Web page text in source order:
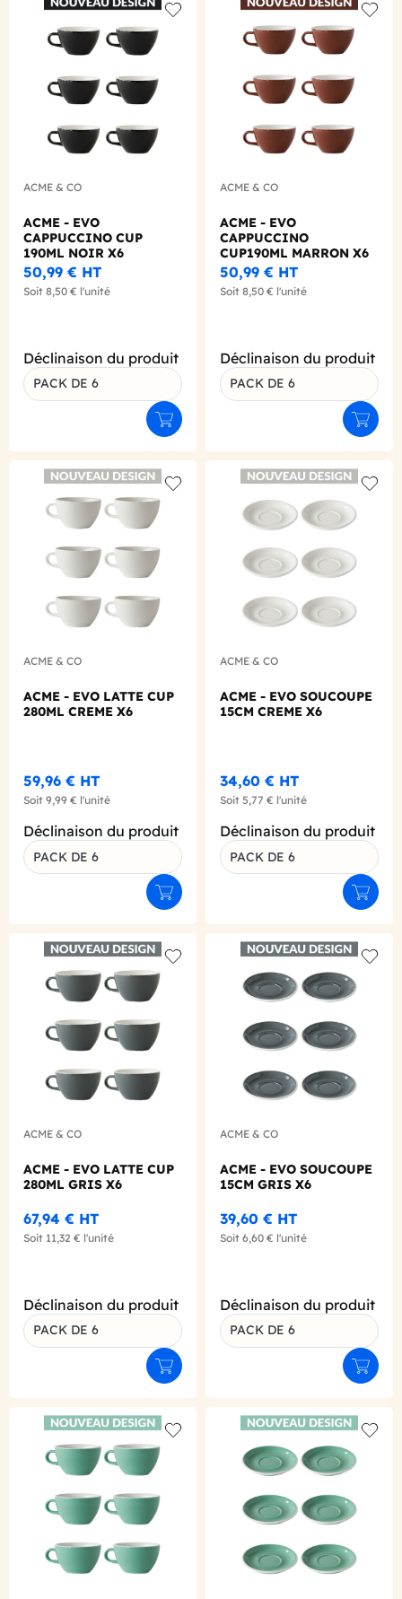
Add to wishlist
ACME & CO
ACME - EVO
CAPPUCCINO CUP
190ML NOIR X6
50,99 € HT
Soit 8,50 € l'unité
Déclinaison du produit
PACK DE 6
Ajouter au panier
ACME & CO
ACME - EVO
CAPPUCCINO
CUP190ML MARRON X6
50,99 € HT
Soit 8,50 € l'unité
Déclinaison du produit
PACK DE 6
Add to wishlist
ACME & CO
ACME - EVO LATTE CUP
280ML CREME X6
59,96 € HT
Soit 9,99 € l'unité
Déclinaison du produit
PACK DE 6
Ajouter au panier
ACME & CO
ACME - EVO SOUCOUPE
15CM CREME X6
34,60 € HT
Soit 5,77 € l'unité
Déclinaison du produit
PACK DE 6
Add to wishlist
ACME & CO
ACME - EVO LATTE CUP
280ML GRIS X6
67,94 € HT
Soit 11,32 € l'unité
Déclinaison du produit
PACK DE 6
Ajouter au panier
ACME & CO
ACME - EVO SOUCOUPE
15CM GRIS X6
39,60 € HT
Soit 6,60 € l'unité
Déclinaison du produit
PACK DE 6
Add to wishlist